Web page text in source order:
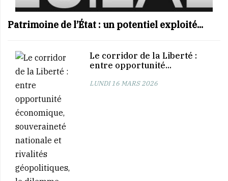
Patrimoine de l’État : un potentiel exploité...
Le corridor de la Liberté :
entre opportunité...
LUNDI 16 MARS 2026